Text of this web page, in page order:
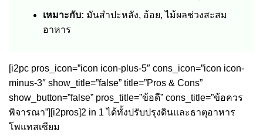
เหมาะกับ: มันสำปะหลัง, อ้อย, ไม้ผลช่วงสะสม
อาหาร
[i2pc pros_icon=”icon icon-plus-5″ cons_icon=”icon icon-
minus-3″ show_title=”false” title=”Pros & Cons”
show_button=”false” pros_title=”ข้อดี” cons_title=”ข้อควร
พิจารณา”][i2pros]2 in 1 ได้ทั้งปรับปรุงดินและธาตุอาหาร
โพแทสเซียม